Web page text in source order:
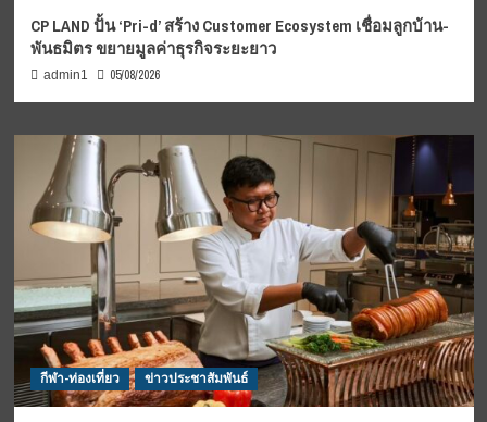
CP LAND ปั้น ‘Pri-d’ สร้าง Customer Ecosystem เชื่อมลูกบ้าน-
พันธมิตร ขยายมูลค่าธุรกิจระยะยาว
admin1 05/08/2026
กีฬา-ท่องเที่ยว ข่าวประชาสัมพันธ์